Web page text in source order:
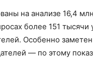
на анализе 16,4
более 151 тысячи
Особенно
— по этому